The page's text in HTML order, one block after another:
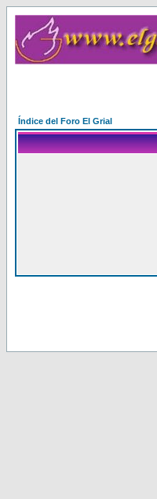
Índice del Foro El Grial